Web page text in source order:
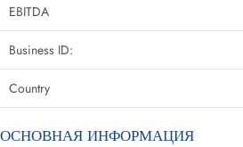
EBITDA
Business ID:
Country
ОСНОВНАЯ ИНФОРМАЦИЯ